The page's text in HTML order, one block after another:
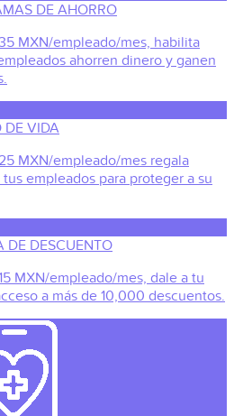
DE AHORRO
MXN/empleado/mes, habilita
ahorren dinero y ganen
DE VIDA
MXN/empleado/mes regala
empleados para proteger a su
DE DESCUENTO
MXN/empleado/mes, dale a tu
a más de 10,000 descuentos.